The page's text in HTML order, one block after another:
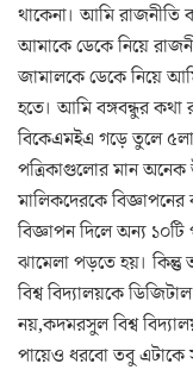
থাকেনা। আমি রাজনীতি
আমাকে ডেকে নিয়ে
জামালকে ডেকে নিয়ে
হতে। আমি বঙ্গবন্ধুর কথা
বিকেএমইএ গড়ে তুলে
পত্রিকাগুলোর মান অনেক
মালিকদেরকে
বিজ্ঞাপন দিলে অন্য
ঝামেলা পড়তে হয়। কিন্তু
বিশ্ব বিদ্যালয়কে
নয়,কদমরসুল বিশ্ব
পায়েও ধরবো তবু এটাকে